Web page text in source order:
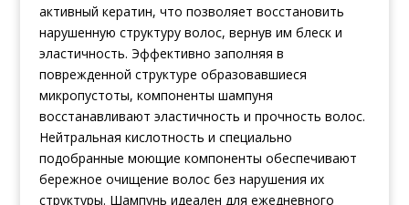
активный кератин, что позволяет восстановить
нарушенную структуру волос, вернув им блеск и
эластичность. Эффективно заполняя в
поврежденной структуре образовавшиеся
микропустоты, компоненты шампуня
восстанавливают эластичность и прочность волос.
Нейтральная кислотность и специально
подобранные моющие компоненты обеспечивают
бережное очищение волос без нарушения их
структуры. Шампунь идеален для ежедневного